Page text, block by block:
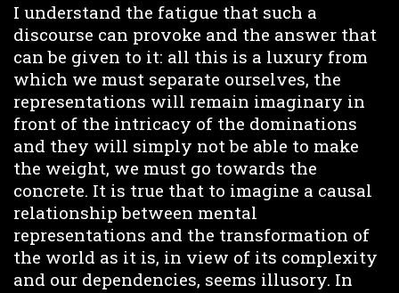
I understand the fatigue that such a
discourse can provoke and the answer that
can be given to it: all this is a luxury from
which we must separate ourselves, the
representations will remain imaginary in
front of the intricacy of the dominations
and they will simply not be able to make
the weight, we must go towards the
concrete. It is true that to imagine a causal
relationship between mental
representations and the transformation of
the world as it is, in view of its complexity
and our dependencies, seems illusory. In